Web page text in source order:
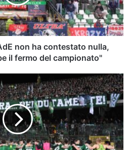
non ha contestato nulla,
il fermo del campionato"